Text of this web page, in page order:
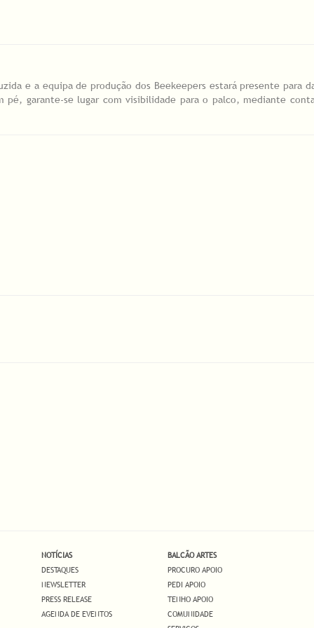
e a equipa de produção dos Beekeepers estará presente para
pé, garante-se lugar com visibilidade para o palco, mediante
NOTÍCIAS
DESTAQUES
NEWSLETTER
PRESS RELEASE
AGENDA DE EVENTOS
BALCÃO ARTES
PROCURO APOIO
PEDI APOIO
TENHO APOIO
COMUNIDADE